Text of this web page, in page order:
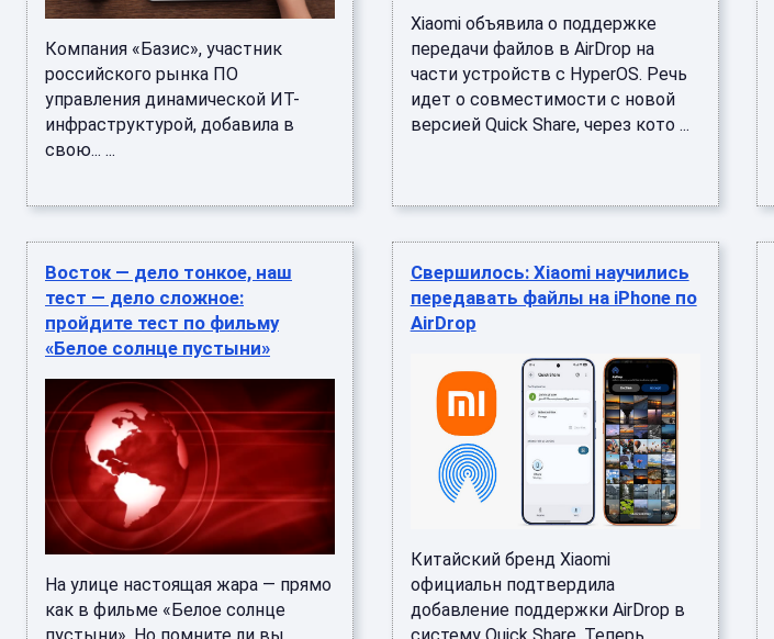
Компания «Базис», участник
российского рынка ПО
управления динамической ИТ-
инфраструктурой, добавила в
свою... ...
Xiaomi объявила о поддержке
передачи файлов в AirDrop на
части устройств с HyperOS. Речь
идет о совместимости с новой
версией Quick Share, через кото ...
Восток — дело тонкое, наш
тест — дело сложное:
пройдите тест по фильму
«Белое солнце пустыни»
На улице настоящая жара — прямо
как в фильме «Белое солнце
Свершилось: Xiaomi научились
передавать файлы на iPhone по
AirDrop
Китайский бренд Xiaomi
официальн подтвердила
добавление поддержки AirDrop в